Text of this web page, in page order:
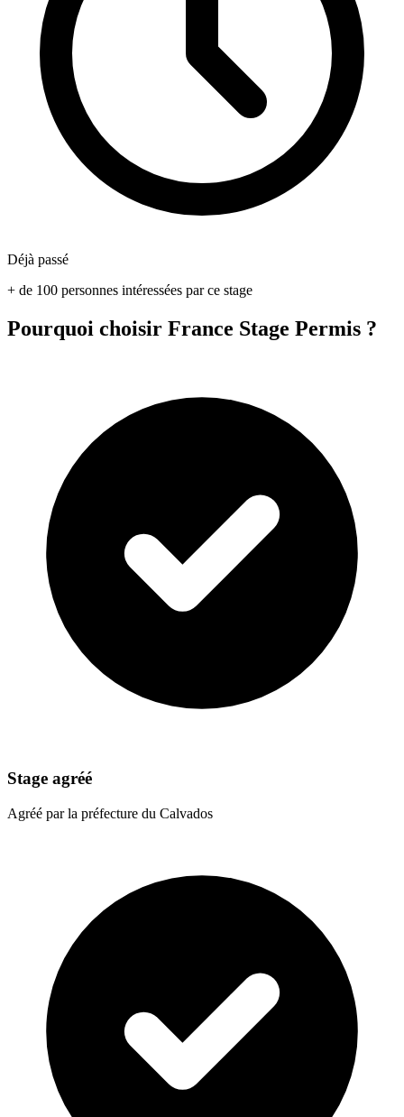
Déjà passé
+ de 100 personnes intéressées par ce stage
Pourquoi choisir France Stage Permis ?
Stage agréé
Agréé par la préfecture du Calvados